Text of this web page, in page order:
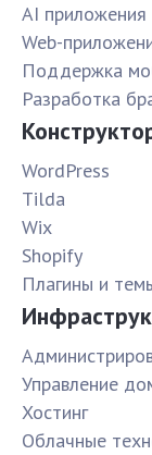
AI приложения
Web-
Поддержка
Разработка
WordPress
Tilda
Wix
Shopify
Плагины и
Управление
Хостинг
Облачные